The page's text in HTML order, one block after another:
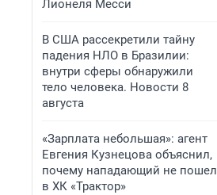
Лионеля Месси
В США рассекретили тайну
падения НЛО в Бразилии:
внутри сферы обнаружили
тело человека. Новости 8
августа
«Зарплата небольшая»: агент
Евгения Кузнецова объяснил,
почему нападающий не пошел
в ХК «Трактор»